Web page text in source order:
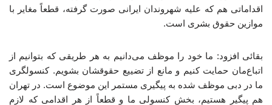
اقداماتی هم که علیه شهروندان ایرانی صورت گرفته، قطعاً مغایر با
موازین حقوق بشری است.
بقائی افزود: ما خود را موظف می‌دانیم به هر طریقی که بتوانیم از
اتباع‌مان حمایت کنیم و مانع از تضییع حقوقشان بشویم. کنسولگری
ما در دبی موظف شده به پیگیری مستمر این موضوع است. در تهران
هم پیگیر هستیم، بخش کنسولی ما و قطعاً از هر اقدامی که لازم